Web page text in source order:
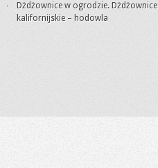
Dżdżownice w ogrodzie. Dżdżownice
kalifornijskie – hodowla